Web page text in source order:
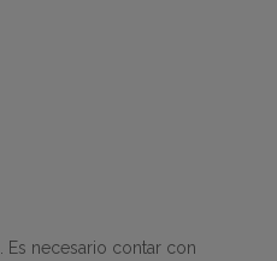
. Es necesario contar con